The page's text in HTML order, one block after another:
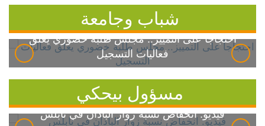
شباب وجامعة
احتجاجاً على التمييز.. مجلس طلبة خضوري يعلق
فعاليات التسجيل
مسؤول بيحكي
فيديو: انخفاض نسبة زوار الباذان في نابلس